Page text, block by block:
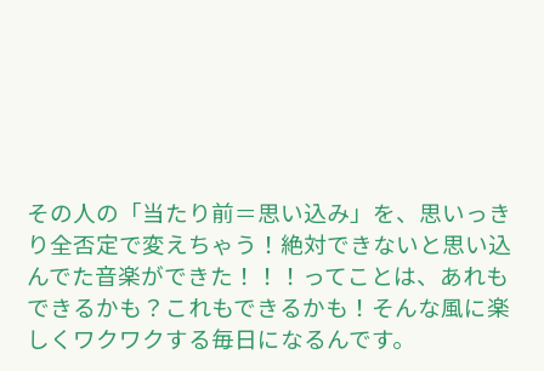
その人の「当たり前＝思い込み」を、思いっき
り全否定で変えちゃう！絶対できないと思い込
んでた音楽ができた！！！ってことは、あれも
できるかも？これもできるかも！そんな風に楽
しくワクワクする毎日になるんです。